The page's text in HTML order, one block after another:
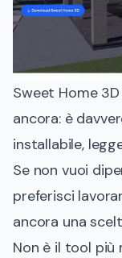
Sweet Home
ancora: è
installabile,
Se non vuoi
preferisci
ancora una
Non è il tool più